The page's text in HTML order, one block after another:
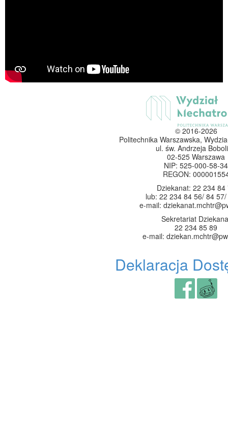
© 2016-2026
Politechnika Warszawska,
ul. św. Andrzeja
02-525 Warszawa
NIP: 525-000-58-34
REGON:
Dziekanat: 22 234 84
lub: 22 234 84 56/ 84
e-mail:
Sekretariat
22 234 85 89
e-mail:
Deklaracja